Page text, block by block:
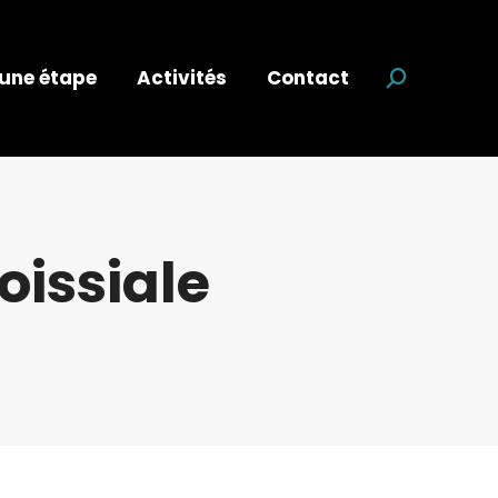
étape Activités Contact Recherche